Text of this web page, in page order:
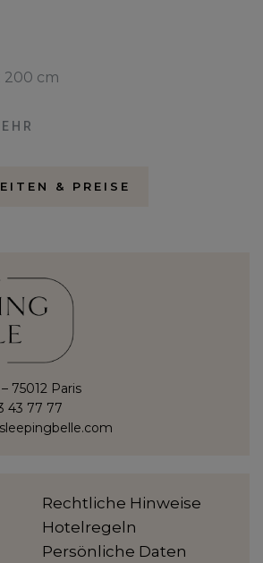
200 cm
& PREISE
75012 Paris
43 77 77
Rechtliche Hinweise
Hotelregeln
Persönliche Daten